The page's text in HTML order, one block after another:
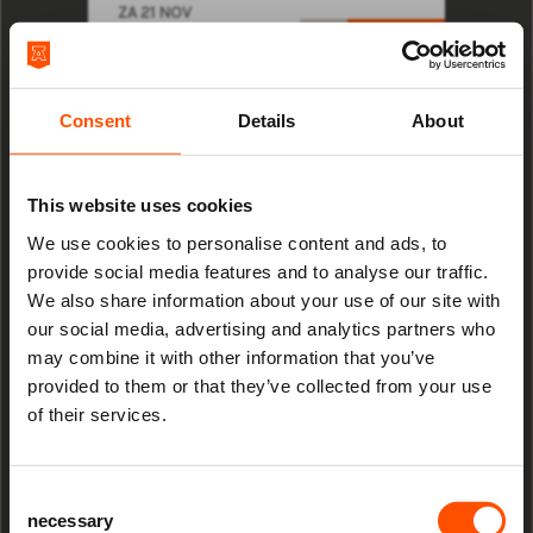
Consent Details About
This website uses cookies
We use cookies to personalise content and ads, to
provide social media features and to analyse our traffic.
We also share information about your use of our site with
our social media, advertising and analytics partners who
may combine it with other information that you’ve
provided to them or that they’ve collected from your use
of their services.
Selection
necessary
ZA 21 NOV
TICKETS
GROTE KERK KLASSIEK
Festival of Lessons and Carols
Mis niks
en speciale aanbiedingen!